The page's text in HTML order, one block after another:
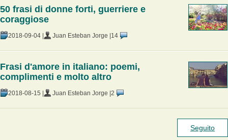
50 frasi di donne forti, guerriere e
coraggiose
2018-09-04 | Juan Esteban Jorge | 14
Frasi d'amore in italiano: poemi,
complimenti e molto altro
2018-08-15 | Juan Esteban Jorge | 2
Seguito